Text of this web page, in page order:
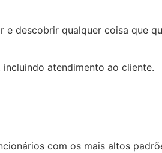
descobrir qualquer coisa que
atendimento ao cliente.
com os mais altos